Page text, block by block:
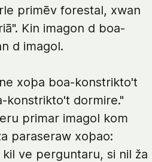
primēv forestal, xwan
Kin imagon d boa-
d imagol.
xoþa boa-konstrikto't
konstrikto't dormire."
primar imagol kom
paraseraw xoþao:
ve perguntaru, si nil ža